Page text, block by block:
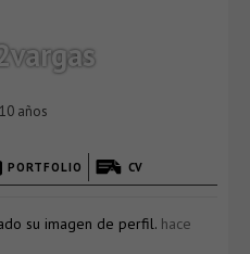
años
PORTFOLIO CV
su imagen de perfil. hace